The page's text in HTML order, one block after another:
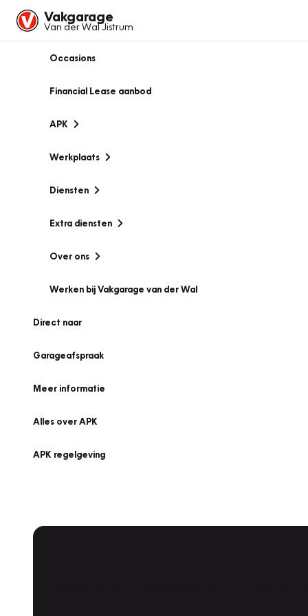
Vakgarage
Van der Wal Jistrum
Occasions
Financial Lease aanbod
APK
Werkplaats
Diensten
Extra diensten
Over ons
Werken bij Vakgarage van der Wal
Direct naar
Garageafspraak
Meer informatie
Alles over APK
APK regelgeving